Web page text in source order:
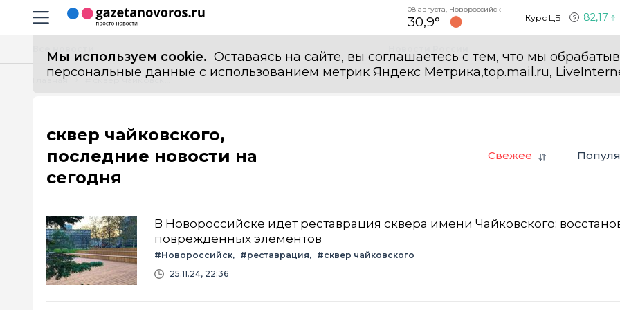
Навигация сайта
08 августа, Новороссийск
30,9° Курс ЦБ 82,17
Мы используем cookie. Оставаясь на сайте, вы соглашаетесь с тем, что мы
персональные данные с использованием метрик Яндекс Метрика,top.mail.ru,
Главная # сквер чайковского
сквер чайковского,
последние новости на
сегодня
Свежее
В Новороссийске идет реставрация сквера имени Чайковского:
поврежденных элементов
#Новороссийск #реставрация
#сквер чайковского
25.11.24, 22:36